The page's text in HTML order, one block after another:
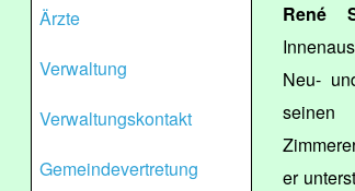
Ärzte
Verwaltung
Verwaltungskontakt
Gemeindevertretung
René
Neu-
er